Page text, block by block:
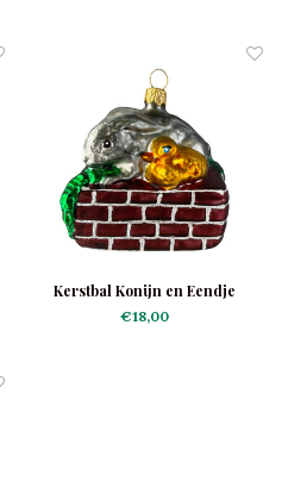
Kerstbal Konijn en Eendje
€18,00